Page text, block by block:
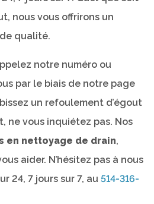
nous vous offrirons un
qualité.
notre numéro ou
par le biais de notre page
un refoulement d’égout
ne vous inquiétez pas. Nos
en nettoyage de drain,
aider. N’hésitez pas à nous
24, 7 jours sur 7, au 514-316-